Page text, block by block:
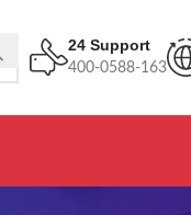
24 Support
400-0588-163